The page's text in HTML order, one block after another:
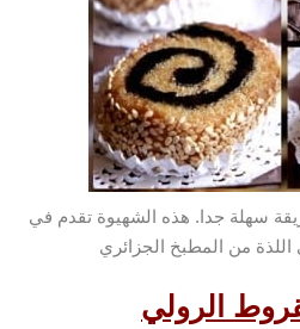
سهلة جدا. هذه الشهيوة تقدم في
من المطبخ الجزائري
الرولي